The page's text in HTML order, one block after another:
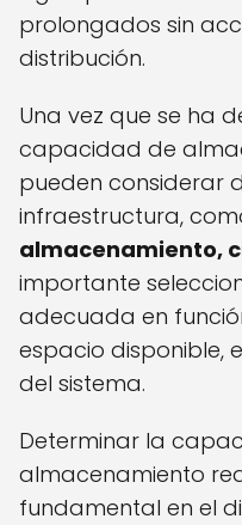
prolongados sin
distribución.
Una vez que se ha
capacidad de
pueden considerar
infraestructura,
almacenamiento,
importante
adecuada en
espacio disponible,
del sistema.
Determinar la
almacenamiento
fundamental en el